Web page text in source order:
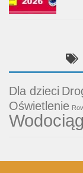
Dla dzieci
Oświetlenie